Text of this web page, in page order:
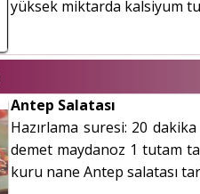
yüksek miktarda kalsiyum
Antep Salatası
Hazırlama suresi: 20
demet maydanoz 1 tutam
kuru nane Antep salatası